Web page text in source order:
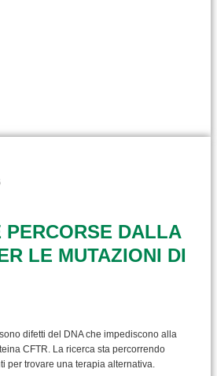
PERCORSE DALLA
LE MUTAZIONI DI
difetti del DNA che impediscono alla
CFTR. La ricerca sta percorrendo
per trovare una terapia alternativa.